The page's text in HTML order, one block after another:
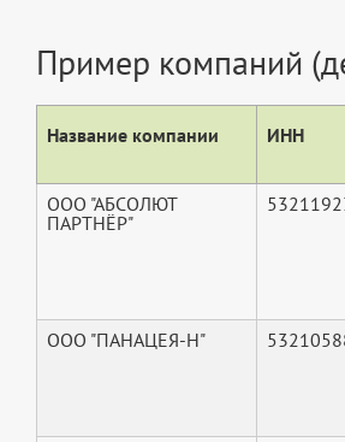
Пример компаний
Название компании ИНН
ООО "АБСОЛЮТ
ПАРТНЁР"
ООО "ПАНАЦЕЯ-Н"